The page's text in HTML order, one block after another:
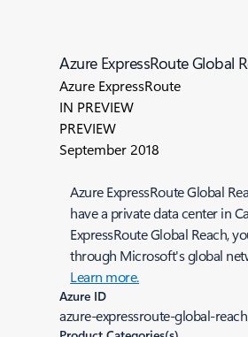
Azure ExpressRoute Global
Azure ExpressRoute
IN PREVIEW
PREVIEW
September 2018
Azure ExpressRoute Global
have a private data center in
ExpressRoute Global Reach,
through Microsoft's global
Learn more.
Azure ID
azure-expressroute-global-reach